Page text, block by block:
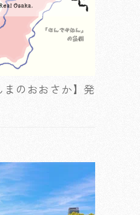
のおおさか】発